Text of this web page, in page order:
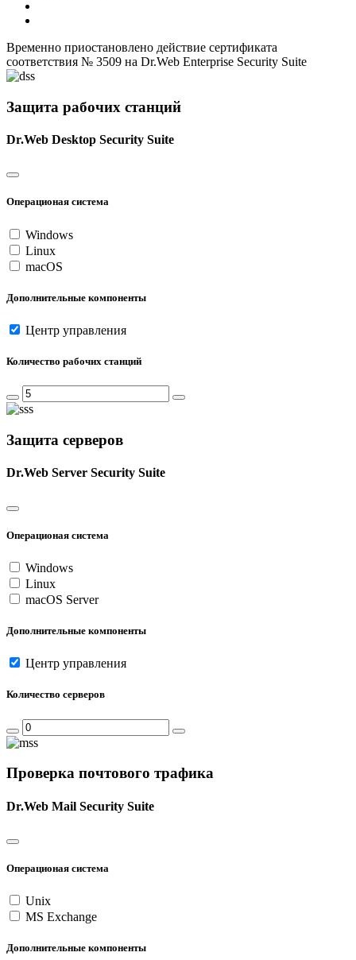
Временно приостановлено действие сертификата
соответствия № 3509 на Dr.Web Enterprise Security Suite
Защита рабочих станций
Dr.Web Desktop Security Suite
Операционая система
Windows
Linux
macOS
Дополнительные компоненты
Центр управления
Количество рабочих станций
Защита серверов
Dr.Web Server Security Suite
Операционая система
Windows
Linux
macOS Server
Дополнительные компоненты
Центр управления
Количество серверов
Проверка почтового трафика
Dr.Web Mail Security Suite
Операционая система
Unix
MS Exchange
Дополнительные компоненты